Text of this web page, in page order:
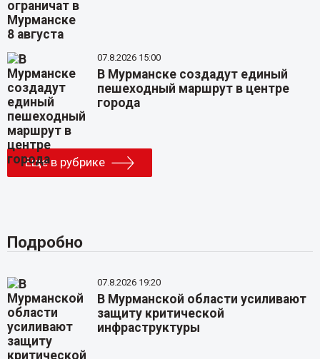
07.8.2026 15:00
В Мурманске создадут единый
пешеходный маршрут в центре
города
Еще в рубрике
Подробно
07.8.2026 19:20
В Мурманской области усиливают
защиту критической
инфраструктуры